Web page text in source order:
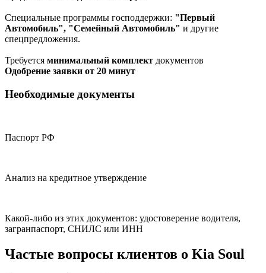
Специальные программы господдержки: "Первый
Автомобиль", "Семейный Автомобиль" и другие
спецпредложения.
Требуется минимальный комплект документов
Одобрение заявки от 20 минут
Необходимые документы
Паспорт РФ
Анализ на кредитное утверждение
Какой-либо из этих документов: удостоверение водителя,
загранпаспорт, СНИЛС или ИНН
Частые вопросы клиентов о Kia Soul